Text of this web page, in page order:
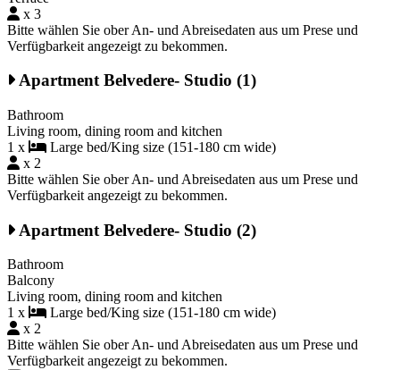
x 3
Bitte wählen Sie ober An- und Abreisedaten aus um Prese und
Verfügbarkeit angezeigt zu bekommen.
Apartment Belvedere- Studio (1)
Bathroom
Living room, dining room and kitchen
1 x
Large bed/King size (151-180 cm wide)
x 2
Bitte wählen Sie ober An- und Abreisedaten aus um Prese und
Verfügbarkeit angezeigt zu bekommen.
Apartment Belvedere- Studio (2)
Bathroom
Balcony
Living room, dining room and kitchen
1 x
Large bed/King size (151-180 cm wide)
x 2
Bitte wählen Sie ober An- und Abreisedaten aus um Prese und
Verfügbarkeit angezeigt zu bekommen.